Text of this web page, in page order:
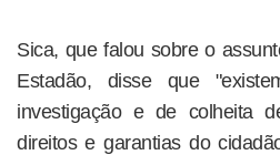
Sica, que falou sobre o
Estadão, disse que
investigação e de colheita
direitos e garantias do